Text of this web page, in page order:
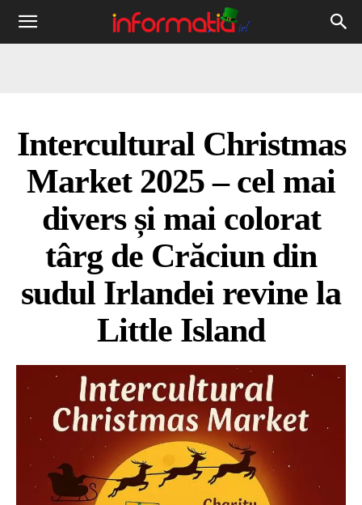
Informația
Intercultural Christmas
Market 2025 – cel mai
divers și mai colorat
târg de Crăciun din
sudul Irlandei revine la
Little Island